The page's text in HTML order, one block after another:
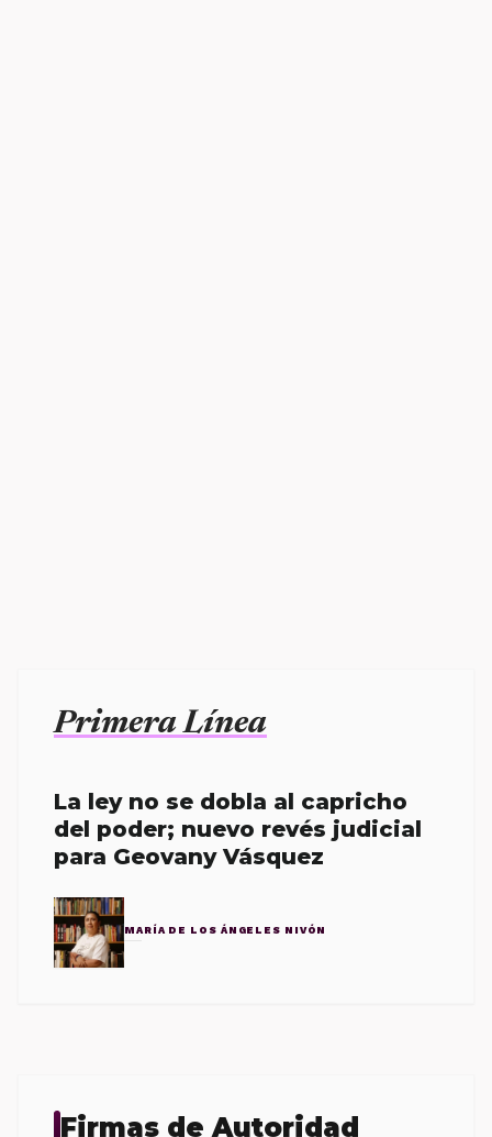
Primera Línea
La ley no se dobla al capricho
del poder; nuevo revés judicial
para Geovany Vásquez
MARÍA DE LOS ÁNGELES NIVÓN
Firmas de Autoridad